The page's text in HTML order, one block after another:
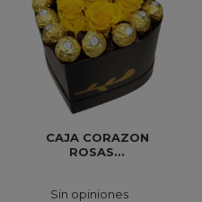
CAJA CORAZON
ROSAS...
Sin opiniones